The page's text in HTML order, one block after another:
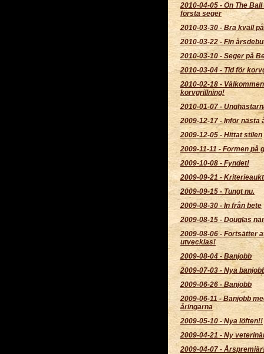
2010-04-05 -On The
första seger
2010-03-30 -Bra kväll
2010-03-22- Fin
2010-03-10 - Seger på
2010-03-04 - Tid för
2010-02-18-
korvgrillning!
2010-01-07 -
2009-12-17 -Inför nästa
2009-12-05 - Hittat stilen
2009-11-11 - Formen på
2009-10-08-Fyndet!
2009-09-21-
2009-09-15 - Tungt nu.
2009-08-30 - In från bete
2009-08-15 - Douglas
2009-08-06- Fortsätter
utvecklas!
2009-08-04- Banjobb
2009-07-03- Nya
2009-06-26 -Banjobb
2009-06-11 -Banjobb
åringarna
2009-05-10 -Nya löften!!
2009-04-21 -Ny
2009-04-07-